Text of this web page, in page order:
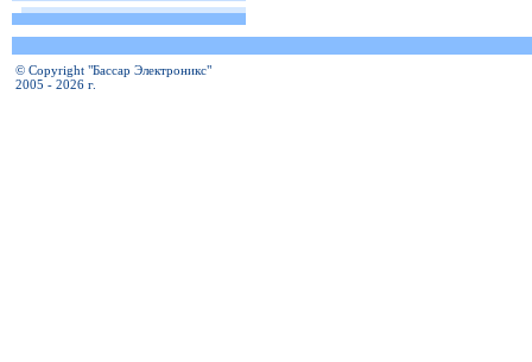
© Copyright "Бассар Электроникс"
2005 - 2026 г.